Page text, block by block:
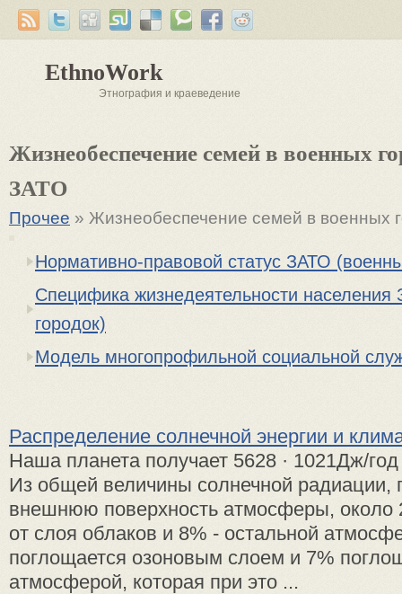
EthnoWork
Этнография и краеведение
Жизнеобеспечение семей в военных
ЗАТО
Прочее » Жизнеобеспечение семей в военных
Нормативно-правовой статус ЗАТО
Специфика жизнедеятельности
городок)
Модель многопрофильной социальной
Распределение солнечной энергии и
Наша планета получает 5628 · 1021Дж/
Из общей величины солнечной радиации,
внешнюю поверхность атмосферы, около
от слоя облаков и 8% - остальной
поглощается озоновым слоем и 7%
атмосферой, которая при это ...